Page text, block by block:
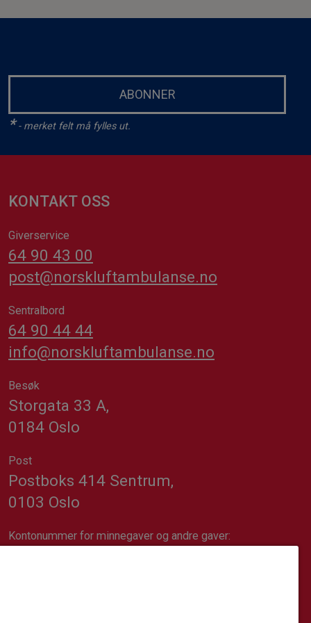
ABONNER
*- merket felt må fylles ut.
KONTAKT OSS
Giverservice
64 90 43 00
post@norskluftambulanse.no
Sentralbord
64 90 44 44
info@norskluftambulanse.no
Besøk
Storgata 33 A,
0184 Oslo
Post
Postboks 414 Sentrum,
0103 Oslo
Kontonummer for minnegaver og andre gaver: